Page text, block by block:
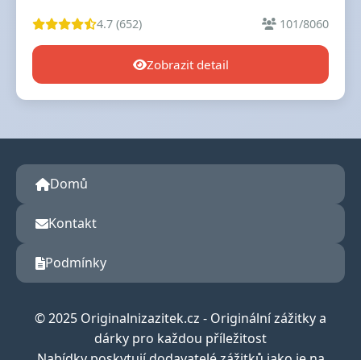
4.7 (652) 101/8060
Zobrazit detail
Domů
Kontakt
Podmínky
© 2025 Originalnizazitek.cz - Originální zážitky a
dárky pro každou příležitost